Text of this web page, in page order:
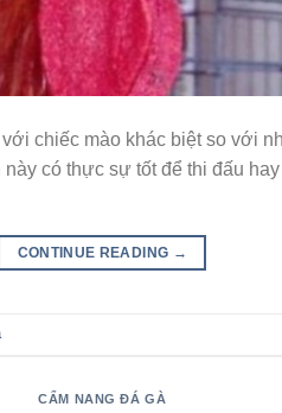
chiếc mào khác biệt so với
có thực sự tốt để thi đấu
CONTINUE READING →
CẨM NANG ĐÁ GÀ